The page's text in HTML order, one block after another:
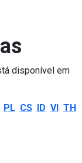
disponível em
PL CS ID VI TH